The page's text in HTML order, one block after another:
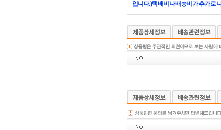
입니다.)택배비나 배송비가 추가로